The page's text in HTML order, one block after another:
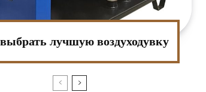
лучшую воздуходувку